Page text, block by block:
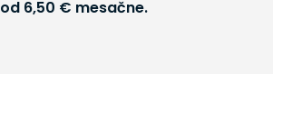
od 6,50 € mesačne.